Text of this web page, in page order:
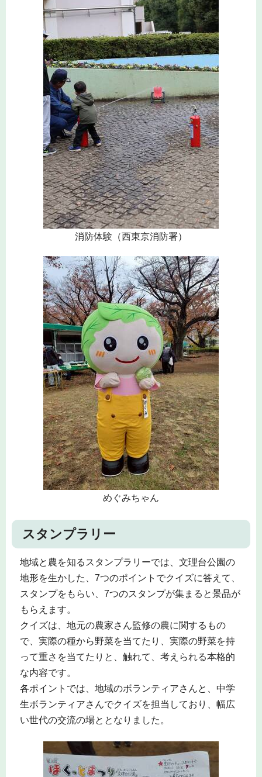
消防体験（西東京消防署）
めぐみちゃん
スタンプラリー
地域と農を知るスタンプラリーでは、文理台公園の
地形を生かした、7つのポイントでクイズに答えて、
スタンプをもらい、7つのスタンプが集まると景品が
もらえます。
クイズは、地元の農家さん監修の農に関するもの
で、実際の種から野菜を当てたり、実際の野菜を持
って重さを当てたりと、触れて、考えられる本格的
な内容です。
各ポイントでは、地域のボランティアさんと、中学
生ボランティアさんでクイズを担当しており、幅広
い世代の交流の場ととなりました。